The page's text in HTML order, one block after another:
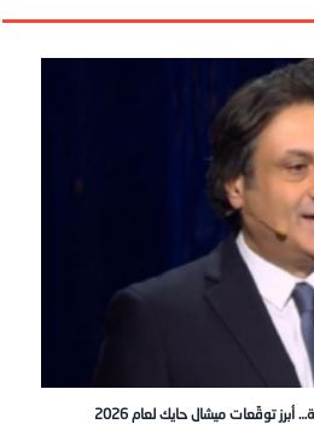
أبرز توقّعات ميشال حايك لعام 2026